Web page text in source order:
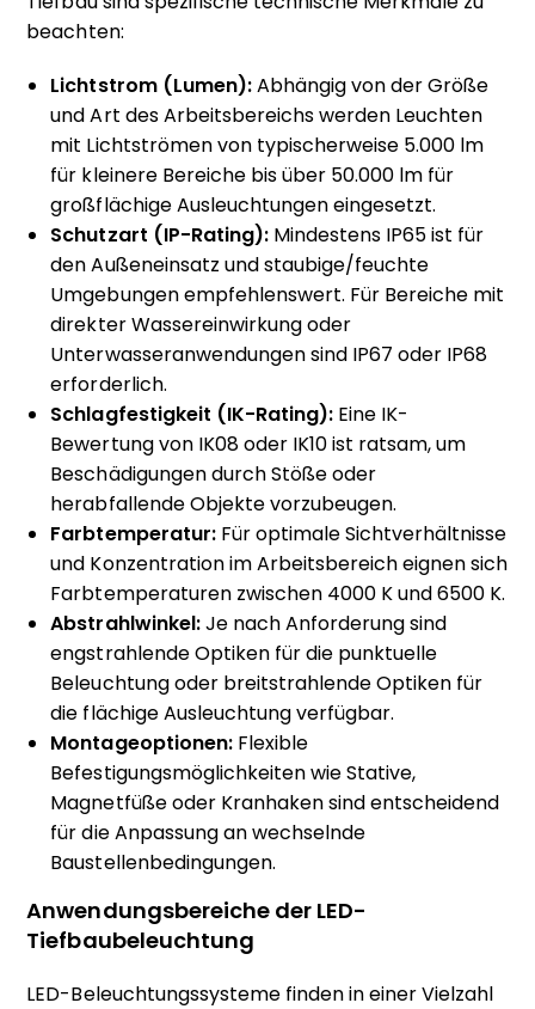
beachten:
Lichtstrom (Lumen):Abhängig von der Größe
und Art des Arbeitsbereichs werden Leuchten
mit Lichtströmen von typischerweise 5.000 lm
für kleinere Bereiche bis über 50.000 lm für
großflächige Ausleuchtungen eingesetzt.
Schutzart (IP-Rating):Mindestens IP65 ist für
den Außeneinsatz und staubige/feuchte
Umgebungen empfehlenswert. Für Bereiche mit
direkter Wassereinwirkung oder
Unterwasseranwendungen sind IP67 oder IP68
erforderlich.
Schlagfestigkeit (IK-Rating): Eine IK-
Bewertung von IK08 oder IK10 ist ratsam, um
Beschädigungen durch Stöße oder
herabfallende Objekte vorzubeugen.
Farbtemperatur:Für optimale Sichtverhältnisse
und Konzentration im Arbeitsbereich eignen sich
Farbtemperaturen zwischen 4000 K und 6500 K.
Abstrahlwinkel:Je nach Anforderung sind
engstrahlende Optiken für die punktuelle
Beleuchtung oder breitstrahlende Optiken für
die flächige Ausleuchtung verfügbar.
Montageoptionen:Flexible
Befestigungsmöglichkeiten wie Stative,
Magnetfüße oder Kranhaken sind entscheidend
für die Anpassung an wechselnde
Baustellenbedingungen.
Anwendungsbereiche der LED-
Tiefbaubeleuchtung
LED-Beleuchtungssysteme finden in einer Vielzahl